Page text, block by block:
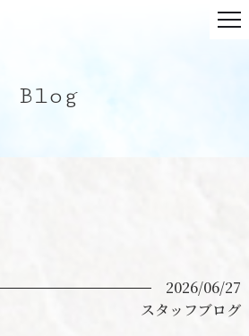
Blog
2026/06/27
スタッフブログ